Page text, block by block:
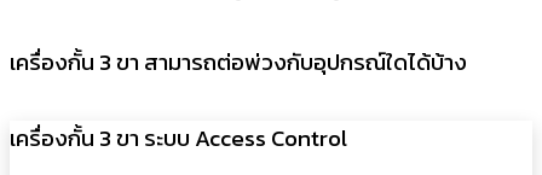
เครื่องกั้น 3 ขา สามารถต่อพ่วงกับอุปกรณ์ใดได้บ้าง
เครื่องกั้น 3 ขา ระบบ Access Control